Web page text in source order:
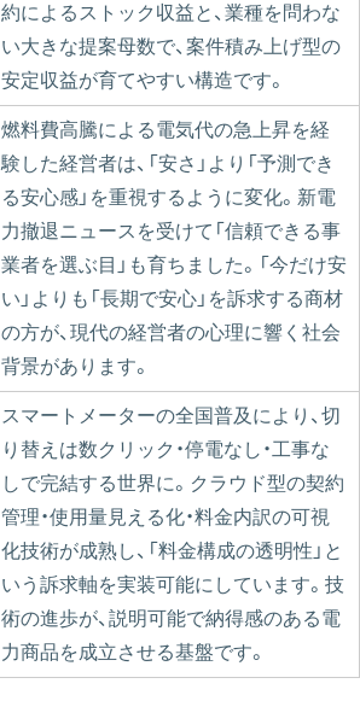
約によるストック収益と、業種を問わな
い大きな提案母数で、案件積み上げ型の
安定収益が育てやすい構造です。
燃料費高騰による電気代の急上昇を経
験した経営者は、「安さ」より「予測でき
る安心感」を重視するように変化。新電
力撤退ニュースを受けて「信頼できる事
業者を選ぶ目」も育ちました。「今だけ安
い」よりも「長期で安心」を訴求する商材
の方が、現代の経営者の心理に響く社会
背景があります。
スマートメーターの全国普及により、切
り替えは数クリック・停電なし・工事な
しで完結する世界に。クラウド型の契約
管理・使用量見える化・料金内訳の可視
化技術が成熟し、「料金構成の透明性」と
いう訴求軸を実装可能にしています。技
術の進歩が、説明可能で納得感のある電
力商品を成立させる基盤です。